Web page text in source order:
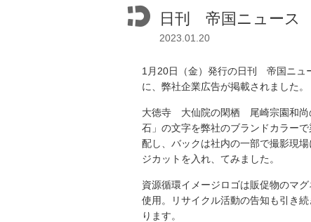
日刊 帝国ニュース
2023.01.20
1月20日（金）発行の日刊 帝国ニュ
に、弊社企業広告が掲載されました。
大徳寺 大仙院の閑栖 尾崎宗園和尚
石」の文字を弊社のブランドカラーで
配し、バックは社内の一部で撮影現
ジカットを入れ、てみました。
資源循環イメージロゴは販促物のマ
使用。リサイクル活動の告知も引き
ります。